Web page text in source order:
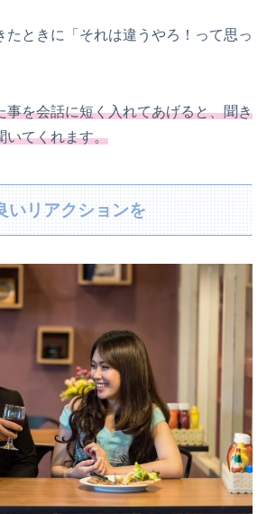
たときに「それは違うやろ！って思っ
事を会話に短く入れてあげると、聞き
いてくれます。
いリアクションを